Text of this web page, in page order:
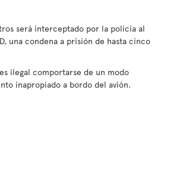
será interceptado por la policía al
una condena a prisión de hasta cinco
ilegal comportarse de un modo
inapropiado a bordo del avión.